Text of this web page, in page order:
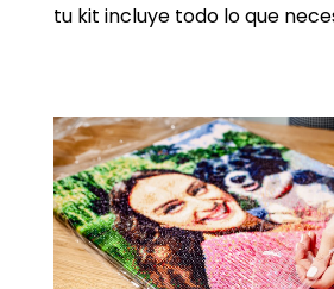
tu kit incluye todo lo que